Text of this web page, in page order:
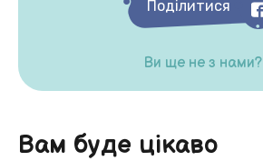
Поділитися
Ви ще не з нами?
Вам буде цікаво